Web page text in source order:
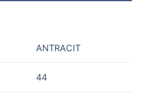
ANTRACIT
44